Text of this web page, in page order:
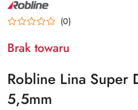
PRODUCENTA:
(0)
Brak towaru
Robline Lina Super
5,5mm